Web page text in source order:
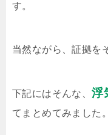
す。
当然ながら、証拠を
下記にはそんな、浮
てまとめてみました。